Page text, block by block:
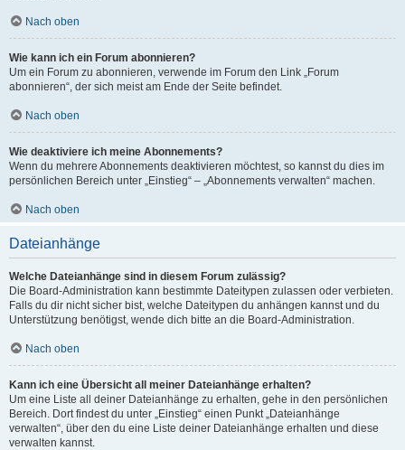
Nach oben
Wie kann ich ein Forum abonnieren?
Um ein Forum zu abonnieren, verwende im Forum den Link „Forum
abonnieren“, der sich meist am Ende der Seite befindet.
Nach oben
Wie deaktiviere ich meine Abonnements?
Wenn du mehrere Abonnements deaktivieren möchtest, so kannst du dies im
persönlichen Bereich unter „Einstieg“ – „Abonnements verwalten“ machen.
Nach oben
Dateianhänge
Welche Dateianhänge sind in diesem Forum zulässig?
Die Board-Administration kann bestimmte Dateitypen zulassen oder verbieten.
Falls du dir nicht sicher bist, welche Dateitypen du anhängen kannst und du
Unterstützung benötigst, wende dich bitte an die Board-Administration.
Nach oben
Kann ich eine Übersicht all meiner Dateianhänge erhalten?
Um eine Liste all deiner Dateianhänge zu erhalten, gehe in den persönlichen
Bereich. Dort findest du unter „Einstieg“ einen Punkt „Dateianhänge
verwalten“, über den du eine Liste deiner Dateianhänge erhalten und diese
verwalten kannst.